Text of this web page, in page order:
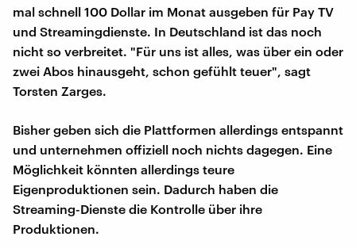
mal schnell 100 Dollar im Monat ausgeben für Pay TV
und Streamingdienste. In Deutschland ist das noch
nicht so verbreitet. "Für uns ist alles, was über ein oder
zwei Abos hinausgeht, schon gefühlt teuer", sagt
Torsten Zarges.
Bisher geben sich die Plattformen allerdings entspannt
und unternehmen offiziell noch nichts dagegen. Eine
Möglichkeit könnten allerdings teure
Eigenproduktionen sein. Dadurch haben die
Streaming-Dienste die Kontrolle über ihre
Produktionen.